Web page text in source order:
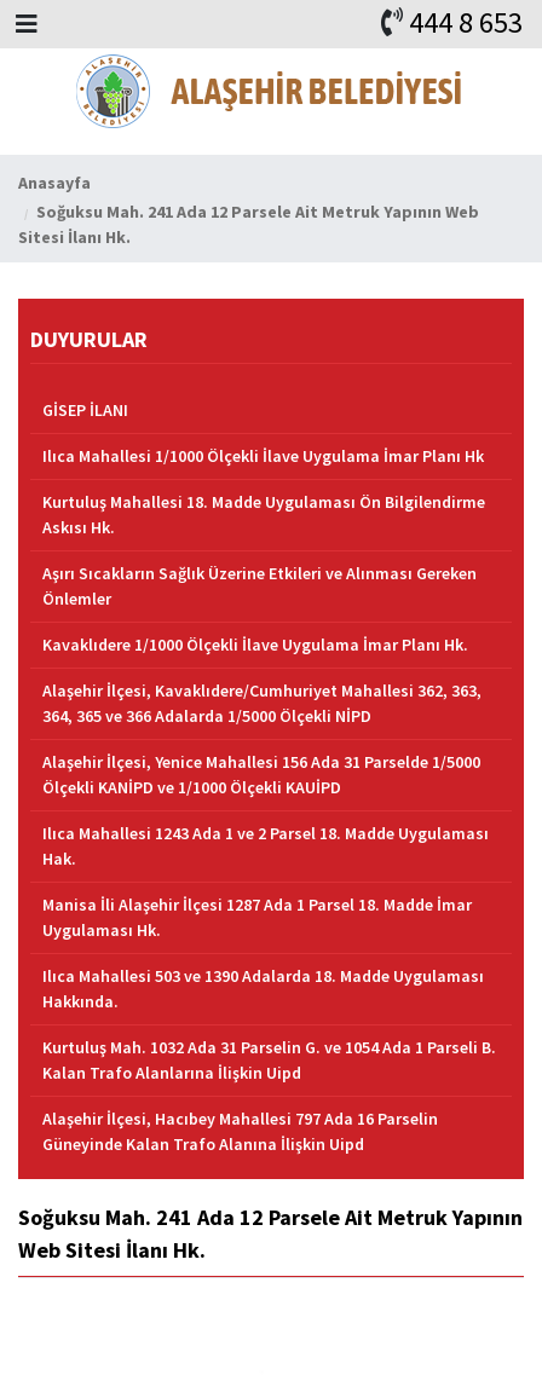
444 8 653
BAŞKAN
ALAŞEHİR
HABERLER
İHALELER
DUYURULAR
KURUMSAL
ALAŞEHİR
FAYDALI ADRESLER
iLETİŞİM
Anasayfa
Soğuksu Mah. 241 Ada 12 Parsele Ait Metruk Yapının Web
Sitesi İlanı Hk.
DUYURULAR
GİSEP İLANI
Ilıca Mahallesi 1/1000 Ölçekli İlave Uygulama İmar Planı Hk
Kurtuluş Mahallesi 18. Madde Uygulaması Ön Bilgilendirme
Askısı Hk.
Aşırı Sıcakların Sağlık Üzerine Etkileri ve Alınması Gereken
Önlemler
Kavaklıdere 1/1000 Ölçekli İlave Uygulama İmar Planı Hk.
Alaşehir İlçesi, Kavaklıdere/Cumhuriyet Mahallesi 362, 363,
364, 365 ve 366 Adalarda 1/5000 Ölçekli NİPD
Alaşehir İlçesi, Yenice Mahallesi 156 Ada 31 Parselde 1/5000
Ölçekli KANİPD ve 1/1000 Ölçekli KAUİPD
Ilıca Mahallesi 1243 Ada 1 ve 2 Parsel 18. Madde Uygulaması
Hak.
Manisa İli Alaşehir İlçesi 1287 Ada 1 Parsel 18. Madde İmar
Uygulaması Hk.
Ilıca Mahallesi 503 ve 1390 Adalarda 18. Madde Uygulaması
Hakkında.
Kurtuluş Mah. 1032 Ada 31 Parselin G. ve 1054 Ada 1 Parseli B.
Kalan Trafo Alanlarına İlişkin Uipd
Alaşehir İlçesi, Hacıbey Mahallesi 797 Ada 16 Parselin
Güneyinde Kalan Trafo Alanına İlişkin Uipd
Soğuksu Mah. 241 Ada 12 Parsele Ait Metruk Yapının
Web Sitesi İlanı Hk.